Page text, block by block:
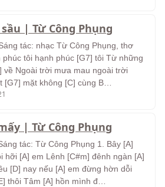
| Từ Công Phụng
tác: nhạc Từ Công Phụng, thơ
tôi hạnh phúc [G7] tôi Từ những
về Ngoài trời mưa mau ngoài trời
[G7] mặt không [C] cùng B…
| Từ Công Phụng
tác: Từ Công Phụng 1. Bây [A]
hỡi [A] em Lênh [C#m] đênh ngàn [A]
[D] nay nếu [A] em đừng hờn dỗi
thôi Tâm [A] hồn mình đ…